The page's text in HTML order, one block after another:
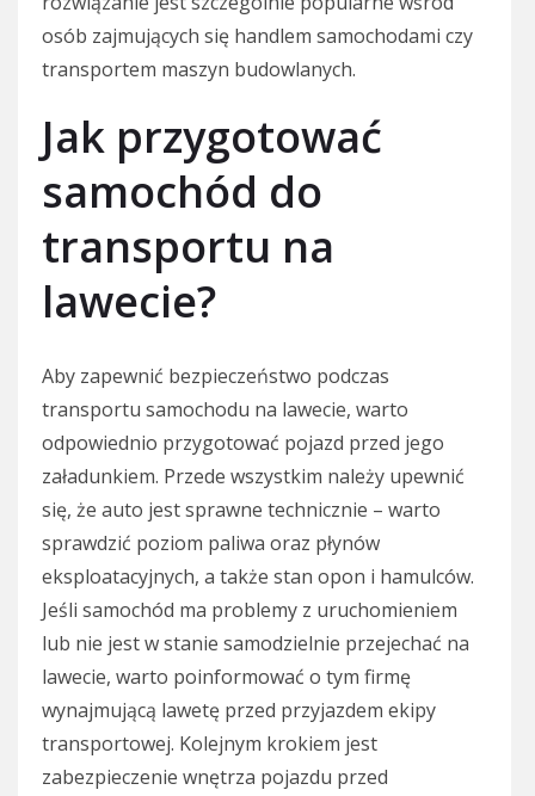
osób zajmujących się handlem samochodami czy
transportem maszyn budowlanych.
Jak przygotować
samochód do
transportu na
lawecie?
Aby zapewnić bezpieczeństwo podczas
transportu samochodu na lawecie, warto
odpowiednio przygotować pojazd przed jego
załadunkiem. Przede wszystkim należy upewnić
się, że auto jest sprawne technicznie – warto
sprawdzić poziom paliwa oraz płynów
eksploatacyjnych, a także stan opon i hamulców.
Jeśli samochód ma problemy z uruchomieniem
lub nie jest w stanie samodzielnie przejechać na
lawecie, warto poinformować o tym firmę
wynajmującą lawetę przed przyjazdem ekipy
transportowej. Kolejnym krokiem jest
zabezpieczenie wnętrza pojazdu przed